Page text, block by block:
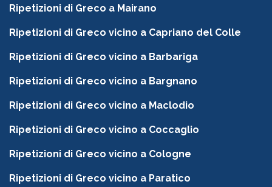
Ripetizioni di Greco a Mairano
Ripetizioni di Greco vicino a Capriano del Colle
Ripetizioni di Greco vicino a Barbariga
Ripetizioni di Greco vicino a Bargnano
Ripetizioni di Greco vicino a Maclodio
Ripetizioni di Greco vicino a Coccaglio
Ripetizioni di Greco vicino a Cologne
Ripetizioni di Greco vicino a Paratico